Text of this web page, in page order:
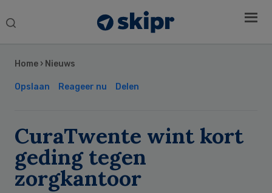
Search
Home › Nieuws
Opslaan Reageer nu Delen
CuraTwente wint kort
geding tegen
zorgkantoor
Sidebar